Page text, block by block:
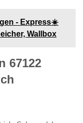
- Express☀️
Wallbox
67122